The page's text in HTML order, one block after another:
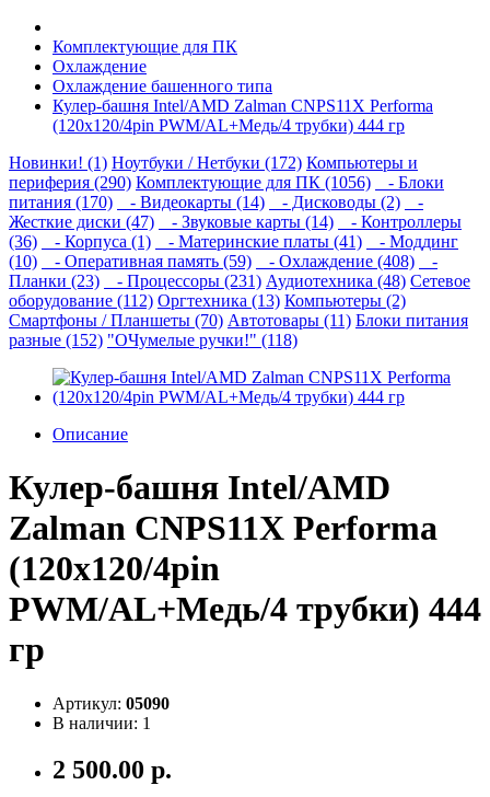
Комплектующие для ПК
Охлаждение
Охлаждение башенного типа
Кулер-башня Intel/AMD Zalman CNPS11X Performa
(120x120/4pin PWM/AL+Медь/4 трубки) 444 гр
Новинки! (1) Ноутбуки / Нетбуки (172) Компьютеры и
периферия (290) Комплектующие для ПК (1056)
- Блоки
питания (170)
- Видеокарты (14) - Дисководы (2)
-
Жесткие диски (47)
- Звуковые карты (14)
- Контроллеры
(36)
- Корпуса (1) - Материнские платы (41)
- Моддинг
(10)
- Оперативная память (59) - Охлаждение (408)
-
Планки (23)
- Процессоры (231) Аудиотехника (48) Сетевое
оборудование (112) Оргтехника (13) Компьютеры (2)
Смартфоны / Планшеты (70) Автотовары (11) Блоки питания
разные (152) "ОЧумелые ручки!" (118)
Описание
Кулер-башня Intel/AMD
Zalman CNPS11X Performa
(120x120/4pin
PWM/AL+Медь/4 трубки) 444
гр
Артикул: 05090
В наличии: 1
2 500.00 р.